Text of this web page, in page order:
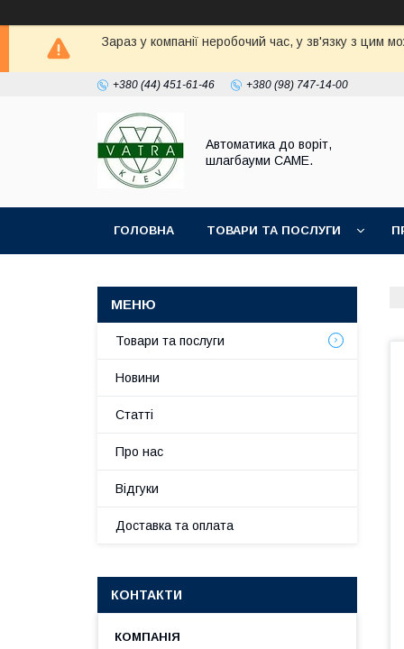
Зараз у компанії неробочий час, у зв'язку з цим
+380 (44) 451-61-46 +380 (98) 747-14-00
Автоматика до воріт,
шлагбауми CAME.
ГОЛОВНА ТОВАРИ ТА ПОСЛУГИ
Товари та послуги
Новини
Статті
Про нас
Відгуки
Доставка та оплата
КОНТАКТИ